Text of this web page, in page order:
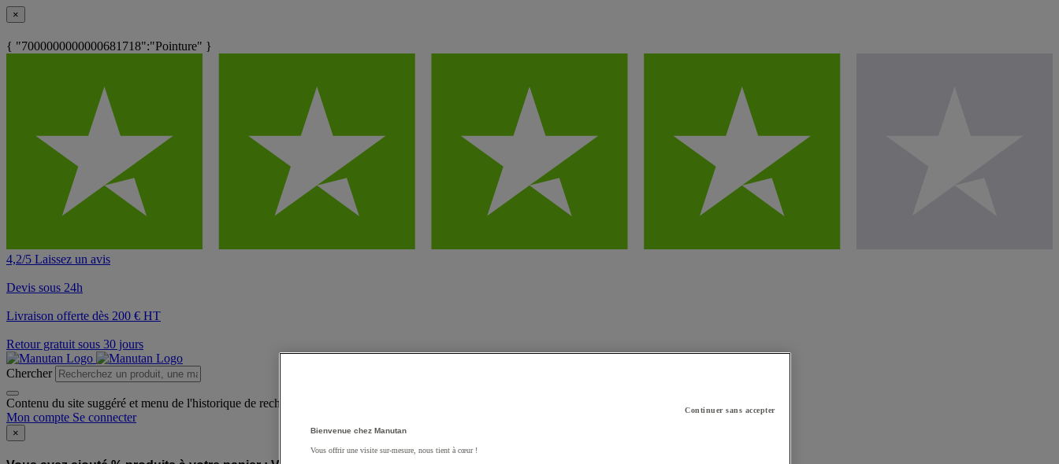
×
{ "7000000000000681718":"Pointure" }
4,2/5 Laissez un avis
Devis sous 24h
Livraison offerte dès 200 € HT
Retour gratuit sous 30 jours
Chercher
Contenu du site suggéré et menu de l'historique de recherche
Mon compte Se connecter
×
Continuer sans accepter
Bienvenue chez Manutan
Vous offrir une visite sur-mesure, nous tient à cœur !